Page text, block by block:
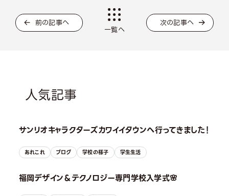
前の記事へ
一覧へ
次の記事へ
人気記事
サンリオキャラクターズカワイイタウンへ行ってきました！
あれこれ ブログ 学校の様子 学生生活
福岡デザイン＆テクノロジー専門学校入学式🌸